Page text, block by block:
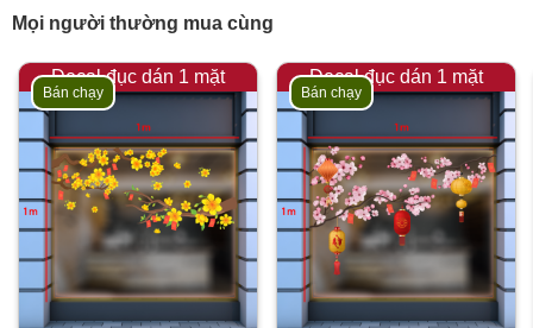
Mọi người thường mua cùng
Decal đục dán 1 mặt
Bán chạy
Decal đục dán 1 mặt
Bán chạy